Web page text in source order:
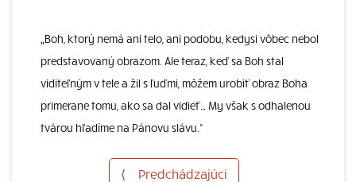
„Boh, ktorý nemá ani telo, ani podobu, kedysi vôbec nebol
predstavovaný obrazom. Ale teraz, keď sa Boh stal
viditeľným v tele a žil s ľuďmi, môžem urobiť obraz Boha
primerane tomu, ako sa dal vidieť… My však s odhalenou
tvárou hľadíme na Pánovu slávu.“
⟨ Predchádzajúci